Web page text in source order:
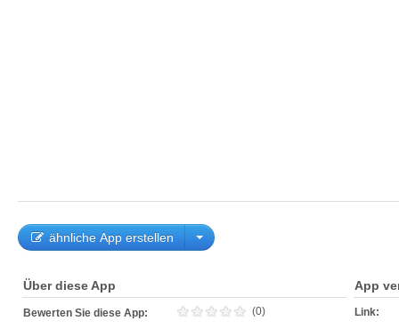
ähnliche App erstellen
Über diese App
Bewerten Sie diese App: (0)
App
Link: